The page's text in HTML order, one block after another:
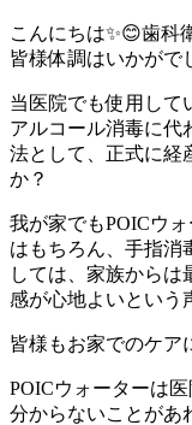
こんにちは✨😊歯科
皆様体調はいかがで
当医院でも使用して
アルコール消毒に代
法として、正式に経
か？
我が家でもPOICウ
はもちろん、手指消
しては、家族からは
感が心地よいという
皆様もお家でのケア
POICウォーターは
分からないことがあ